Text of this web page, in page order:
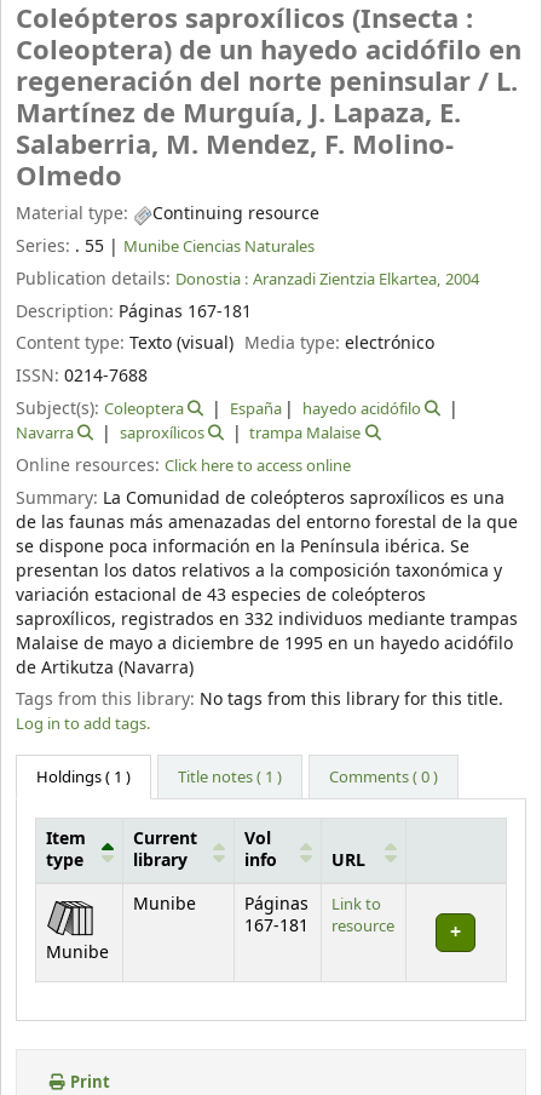
Coleópteros saproxílicos (Insecta :
Coleoptera) de un hayedo acidófilo en
regeneración del norte peninsular / L.
Martínez de Murguía, J. Lapaza, E.
Salaberria, M. Mendez, F. Molino-
Olmedo
Material type:
Continuing resource
Series: . 55 | Munibe Ciencias Naturales
Publication details: Donostia : Aranzadi Zientzia Elkartea, 2004
Description: Páginas 167-181
Content type: Texto (visual) Media type:electrónico
ISSN: 0214-7688
Subject(s): Coleoptera España
hayedo acidófilo
Navarra
saproxílicos trampa Malaise
Online resources: Click here to access online
Summary: La Comunidad de coleópteros saproxílicos es una
de las faunas más amenazadas del entorno forestal de la que
se dispone poca información en la Península ibérica. Se
presentan los datos relativos a la composición taxonómica y
variación estacional de 43 especies de coleópteros
saproxílicos, registrados en 332 individuos mediante trampas
Malaise de mayo a diciembre de 1995 en un hayedo acidófilo
de Artikutza (Navarra)
Tags from this library: No tags from this library for this title.
Log in to add tags.
Holdings( 1 ) Title notes ( 1 ) Comments ( 0 )
Holdings
Item
type
Current
library
Vol
info
URL
Munibe
Munibe
Páginas
167-181
Link to
resource
Print